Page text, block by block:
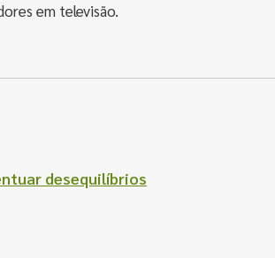
em televisão.
desequilíbrios